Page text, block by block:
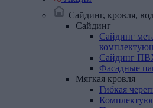
Сайдинг, кровля,
Сайдинг
Сайдинг
Сайдинг
Фасадные
Мягкая кровля
Гибкая